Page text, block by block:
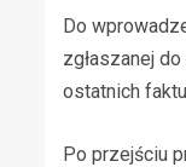
Do
zgłaszanej
ostatnich
Po przejściu